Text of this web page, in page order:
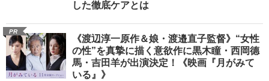
した徹底ケアとは
PR
《渡辺淳一原作＆娘・渡邉直子監督》“女性
の性”を真摯に描く意欲作に黒木瞳・西岡德
馬・吉田羊が出演決定！《映画『月がみて
いる』》